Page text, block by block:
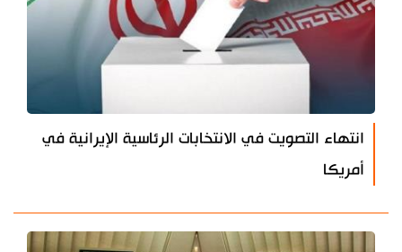
انتهاء التصويت في الانتخابات الرئاسية الإيرانية في
أمريكا